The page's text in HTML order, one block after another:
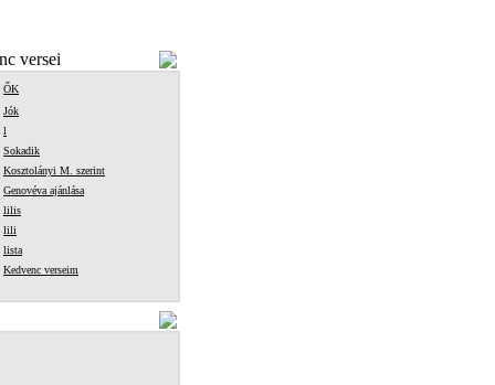
versei
ŐK
Jók
l
Sokadik
Kosztolányi M. szerint
Genovéva ajánlása
lilis
lili
lista
Kedvenc verseim